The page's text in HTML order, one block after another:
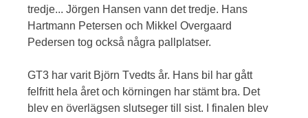
tredje... Jörgen Hansen vann det tredje. Hans
Hartmann Petersen och Mikkel Overgaard
Pedersen tog också några pallplatser.
GT3 har varit Björn Tvedts år. Hans bil har gått
felfritt hela året och körningen har stämt bra. Det
blev en överlägsen slutseger till sist. I finalen blev